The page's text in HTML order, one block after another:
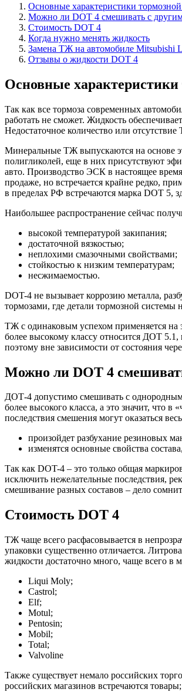
Основные характеристики
Можно ли DOT 4 смешивать с
Стоимость DOT 4
Когда нужно менять жидкость
Замена ТЖ на автомобиле Mitsubishi
Отзывы о жидкости DOT 4
Основные
Так как все тормоза современных
работать не сможет. Жидкость
Недостаточное количество или
Минеральные ТЖ выпускаются на основе
полигликолей, еще в них присутствуют
авто. Производство ЭСК в настоящее
продаже, но встречается крайне редко,
в пределах РФ встречаются марка DOT 5,
Наибольшее распространение сейчас
высокой температурой закипания;
достаточной вязкостью;
неплохими смазочными свойствами;
стойкостью к низким температурам;
несжимаемостью.
DOT-4 не вызывает коррозию металла,
тормозами, где детали тормозной системы
ТЖ с одинаковым успехом применяется на
более высокому классу относится ДОТ
поэтому вне зависимости от состояния
Можно ли DOT 4
ДОТ-4 допустимо смешивать с
более высокого класса, а это значит, что
последствия смешения могут оказаться
произойдет разбухание резиновых
изменятся основные свойства
Так как DOT-4 – это только общая
исключить нежелательные последствия,
смешивание разных составов – дело
Стоимость DOT 4
ТЖ чаще всего расфасовывается в
упаковки существенно отличается.
жидкости достаточно много, чаще всего в
Liqui Moly;
Castrol;
Elf;
Motul;
Pentosin;
Mobil;
Total;
Valvoline
Также существует немало российских
российских магазинов встречаются товары;